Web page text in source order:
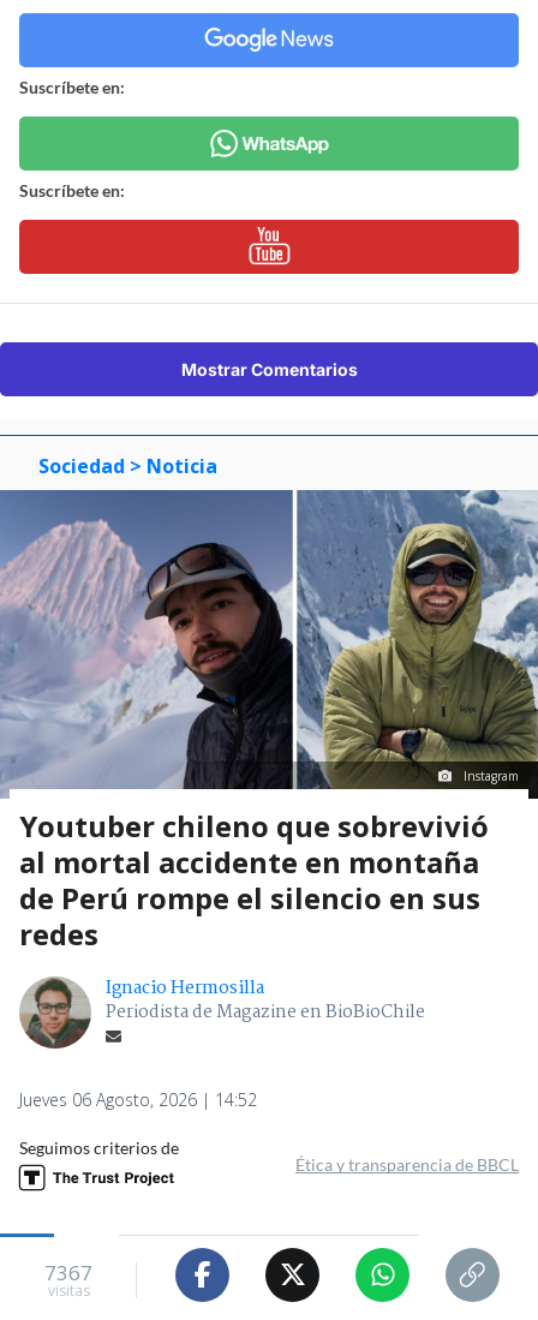
Suscríbete en:
Suscríbete en:
Mostrar Comentarios
Sociedad > Noticia
Instagram
Youtuber chileno que sobrevivió
al mortal accidente en montaña
de Perú rompe el silencio en sus
redes
Ignacio Hermosilla
Periodista de Magazine en BioBioChile
Jueves 06 Agosto, 2026 | 14:52
Seguimos criterios de
Ética y transparencia de BBCL
7367
visitas